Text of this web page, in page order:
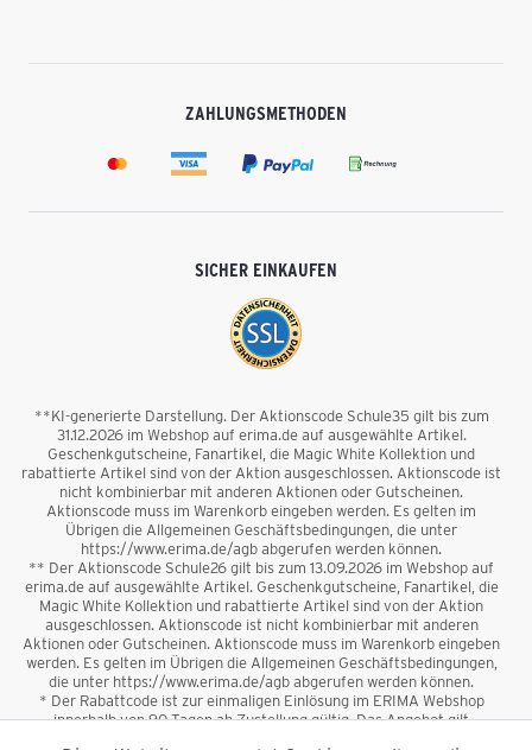
ZAHLUNGSMETHODEN
SICHER EINKAUFEN
**KI-generierte Darstellung. Der Aktionscode Schule35 gilt bis zum
31.12.2026 im Webshop auf erima.de auf ausgewählte Artikel.
Geschenkgutscheine, Fanartikel, die Magic White Kollektion und
rabattierte Artikel sind von der Aktion ausgeschlossen. Aktionscode ist
nicht kombinierbar mit anderen Aktionen oder Gutscheinen.
Aktionscode muss im Warenkorb eingeben werden. Es gelten im
Übrigen die Allgemeinen Geschäftsbedingungen, die unter
https://www.erima.de/agb abgerufen werden können.
** Der Aktionscode Schule26 gilt bis zum 13.09.2026 im Webshop auf
erima.de auf ausgewählte Artikel. Geschenkgutscheine, Fanartikel, die
Magic White Kollektion und rabattierte Artikel sind von der Aktion
ausgeschlossen. Aktionscode ist nicht kombinierbar mit anderen
Aktionen oder Gutscheinen. Aktionscode muss im Warenkorb eingeben
werden. Es gelten im Übrigen die Allgemeinen Geschäftsbedingungen,
die unter https://www.erima.de/agb abgerufen werden können.
* Der Rabattcode ist zur einmaligen Einlösung im ERIMA Webshop
innerhalb von 90 Tagen ab Zustellung gültig. Das Angebot gilt